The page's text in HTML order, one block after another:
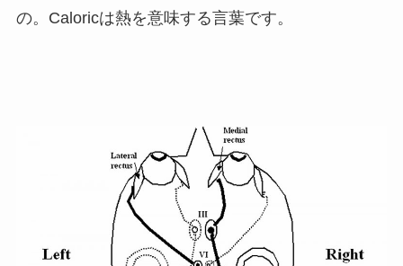
の。Caloricは熱を意味する言葉です。